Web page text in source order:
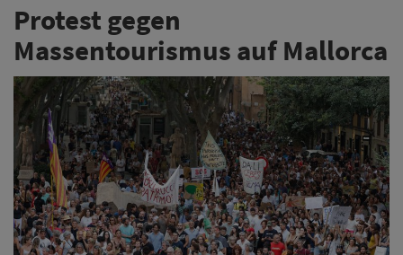
Protest gegen
Massentourismus auf Mallorca